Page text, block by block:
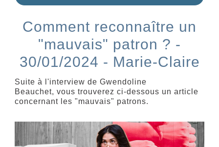
Comment reconnaître un
"mauvais" patron ? -
30/01/2024 - Marie-Claire
Suite à l'interview de Gwendoline
Beauchet, vous trouverez ci-dessous un article
concernant les "mauvais" patrons.